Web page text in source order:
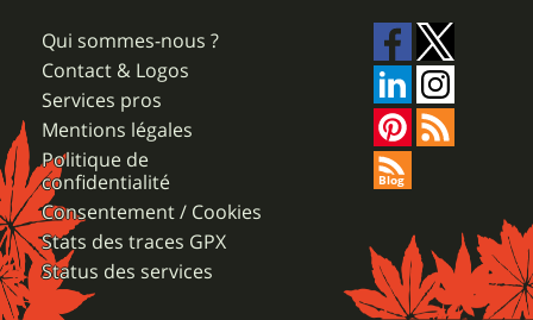
Qui sommes-nous ?
Contact & Logos
Services pros
Mentions légales
Politique de
confidentialité
Consentement / Cookies
Stats des traces GPX
Status des services